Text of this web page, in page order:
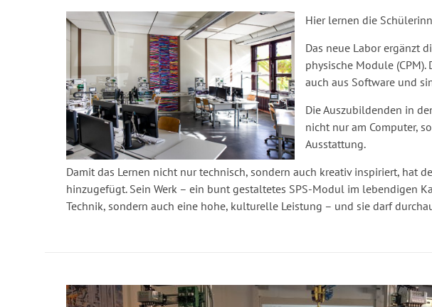
Hier lernen die
Das neue Labor ergänzt
physische Module
auch aus Software und
Die Auszubildenden in
nicht nur am Computer,
Ausstattung.
Damit das Lernen nicht nur technisch, sondern auch kreativ inspiriert, hat
hinzugefügt. Sein Werk – ein bunt gestaltetes SPS-Modul im lebendigen
Technik, sondern auch eine hohe, kulturelle Leistung – und sie darf